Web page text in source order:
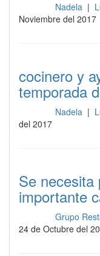
Nadela |
Noviembre del 2017
cocinero y
temporada
Nadela |
del 2017
Se necesita
importante
Grupo
24 de Octubre del